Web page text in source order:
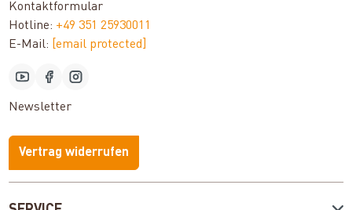
Kontaktformular
Hotline: +49 351 25930011
E-Mail: [email protected]
Newsletter
Vertrag widerrufen